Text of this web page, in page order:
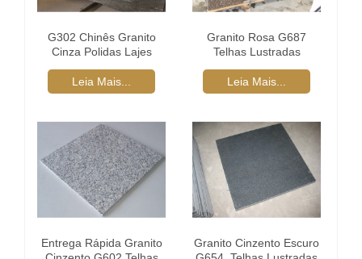
G302 Chinês Granito
Cinza Polidas Lajes
Leia Mais...
Granito Rosa G687
Telhas Lustradas
Leia Mais...
Entrega Rápida Granito
Granito Cinzento Escuro